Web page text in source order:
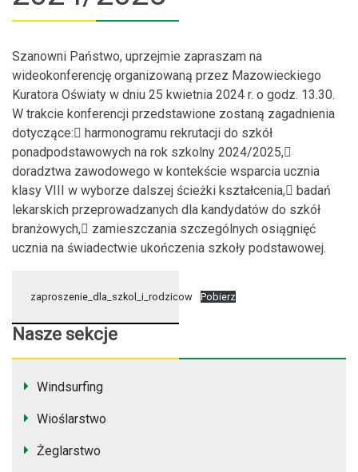
Szanowni Państwo, uprzejmie zapraszam na
wideokonferencję organizowaną przez Mazowieckiego
Kuratora Oświaty w dniu 25 kwietnia 2024 r. o godz. 13.30.
W trakcie konferencji przedstawione zostaną zagadnienia
dotyczące: harmonogramu rekrutacji do szkół
ponadpodstawowych na rok szkolny 2024/2025,
doradztwa zawodowego w kontekście wsparcia ucznia
klasy VIII w wyborze dalszej ścieżki kształcenia, badań
lekarskich przeprowadzanych dla kandydatów do szkół
branżowych, zamieszczania szczególnych osiągnięć
ucznia na świadectwie ukończenia szkoły podstawowej.
zaproszenie_dla_szkol_i_rodzicow Pobierz
Nasze sekcje
Windsurfing
Wioślarstwo
Żeglarstwo